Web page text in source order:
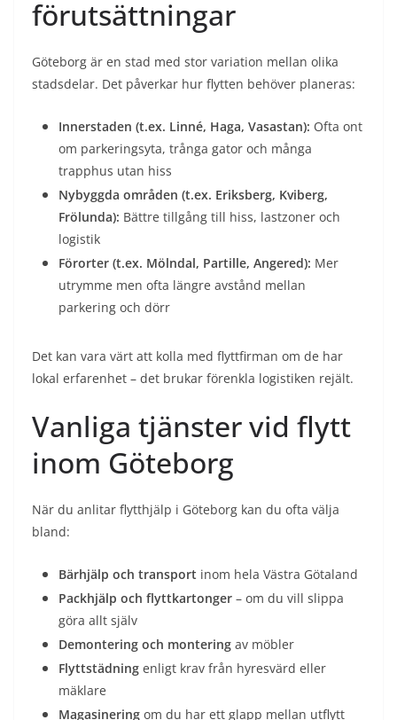
förutsättningar
Göteborg är en stad med stor variation mellan olika
stadsdelar. Det påverkar hur flytten behöver planeras:
Innerstaden (t.ex. Linné, Haga, Vasastan): Ofta ont
om parkeringsyta, trånga gator och många
trapphus utan hiss
Nybyggda områden (t.ex. Eriksberg, Kviberg,
Frölunda): Bättre tillgång till hiss, lastzoner och
logistik
Förorter (t.ex. Mölndal, Partille, Angered): Mer
utrymme men ofta längre avstånd mellan
parkering och dörr
Det kan vara värt att kolla med flyttfirman om de har
lokal erfarenhet – det brukar förenkla logistiken rejält.
Vanliga tjänster vid flytt
inom Göteborg
När du anlitar flytthjälp i Göteborg kan du ofta välja
bland:
Bärhjälp och transport inom hela Västra Götaland
Packhjälp och flyttkartonger – om du vill slippa
göra allt själv
Demontering och montering av möbler
Flyttstädning enligt krav från hyresvärd eller
mäklare
Magasinering om du har ett glapp mellan utflytt